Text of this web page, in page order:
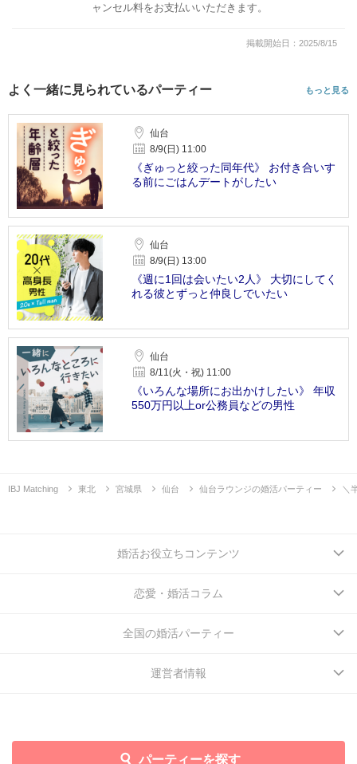
ャンセル料をお支払いいただきます。
掲載開始日：2025/8/15
よく一緒に見られているパーティー もっと見る
仙台
8/9(日) 11:00
《ぎゅっと絞った同年代》 お付き合いす
る前にごはんデートがしたい
仙台
8/9(日) 13:00
《週に1回は会いたい2人》 大切にしてく
れる彼とずっと仲良しでいたい
仙台
8/11(火・祝) 11:00
《いろんな場所にお出かけしたい》 年収
550万円以上or公務員などの男性
IBJ Matching 東北 宮城県 仙台 仙台ラウンジの婚活パーティー ＼
パーティーを探す
婚活お役立ちコンテンツ
恋愛・婚活コラム
全国の婚活パーティー
運営者情報